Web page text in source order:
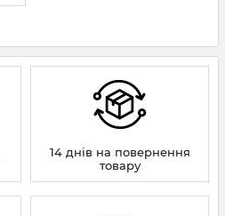
14 днів на повернення
товару